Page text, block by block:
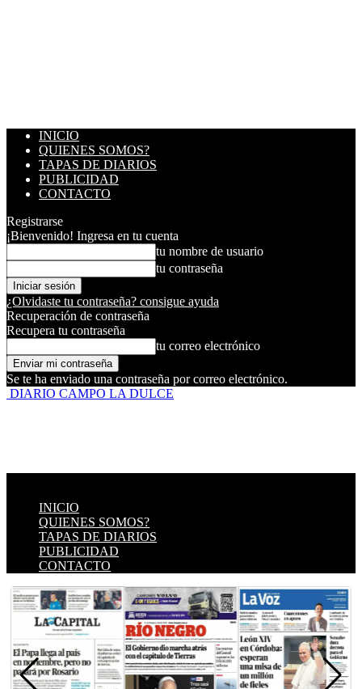
INICIO
QUIENES SOMOS?
TAPAS DE DIARIOS
PUBLICIDAD
CONTACTO
Registrarse
¡Bienvenido! Ingresa en tu cuenta
tu nombre de usuario
tu contraseña
¿Olvidaste tu contraseña? consigue ayuda
Recuperación de contraseña
Recupera tu contraseña
tu correo electrónico
Se te ha enviado una contraseña por correo electrónico.
DIARIO CAMPO LA DULCE
INICIO
QUIENES SOMOS?
TAPAS DE DIARIOS
PUBLICIDAD
CONTACTO